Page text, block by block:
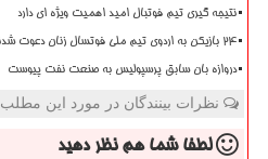
نتیجه گیری تیم فوتبال امید اهمیت ویژه ای دارد
۲۴ بازیکن به اردوی تیم ملی فوتسال زنان دعوت شدند
دروازه بان سابق پرسپولیس به صنعت نفت پیوست
نظرات بینندگان در مورد این مطلب
لطفا شما همنظر دهید